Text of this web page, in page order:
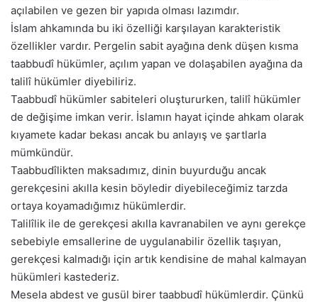
açılabilen ve gezen bir yapıda olması lazımdır.
İslam ahkamında bu iki özelliği karşılayan karakteristik
özellikler vardır. Pergelin sabit ayağına denk düşen kısma
taabbudî hükümler, açılım yapan ve dolaşabilen ayağına da
talilî hükümler diyebiliriz.
Taabbudî hükümler sabiteleri oluştururken, talilî hükümler
de değişime imkan verir. İslamın hayat içinde ahkam olarak
kıyamete kadar bekası ancak bu anlayış ve şartlarla
mümkündür.
Taabbudîlikten maksadımız, dinin buyurduğu ancak
gerekçesini akılla kesin böyledir diyebileceğimiz tarzda
ortaya koyamadığımız hükümlerdir.
Talilîlik ile de gerekçesi akılla kavranabilen ve aynı gerekçe
sebebiyle emsallerine de uygulanabilir özellik taşıyan,
gerekçesi kalmadığı için artık kendisine de mahal kalmayan
hükümleri kastederiz.
Mesela abdest ve gusül birer taabbudî hükümlerdir. Çünkü